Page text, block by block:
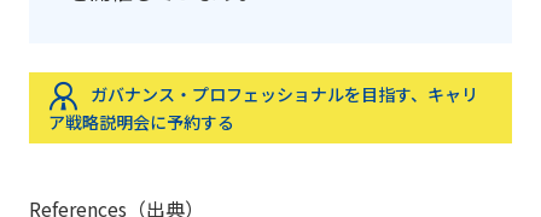
ガバナンス・プロフェッショナルを目指す、キャリ
ア戦略説明会に予約する
References（出典）